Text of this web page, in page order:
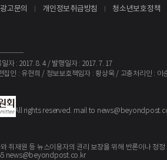
광고문의 개인정보취급방침 청소년보호정책
자 : 2017. 8. 4 / 발행일자 : 2017. 7. 17
집인 : 유현희 / 정보보호책임자 : 황상욱 / 고충처리인 : 이
. All rights reserved. mail to
와 취재원 등 뉴스이용자의 권리 보장을 위해 반론이나
news@beyondpost.co.kr